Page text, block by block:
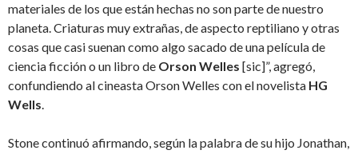
materiales de los que están hechas no son parte de nuestro
planeta. Criaturas muy extrañas, de aspecto reptiliano y otras
cosas que casi suenan como algo sacado de una película de
ciencia ficción o un libro de Orson Welles [sic]”, agregó,
confundiendo al cineasta Orson Welles con el novelista HG
Wells.
Stone continuó afirmando, según la palabra de su hijo Jonathan,